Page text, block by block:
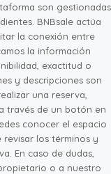
son gestionadas
BNBsale actúa
la conexión entre
la información
exactitud o
y descripciones son
una reserva,
través de un botón en
conocer el espacio
revisar los términos y
En caso de dudas,
o a nuestro